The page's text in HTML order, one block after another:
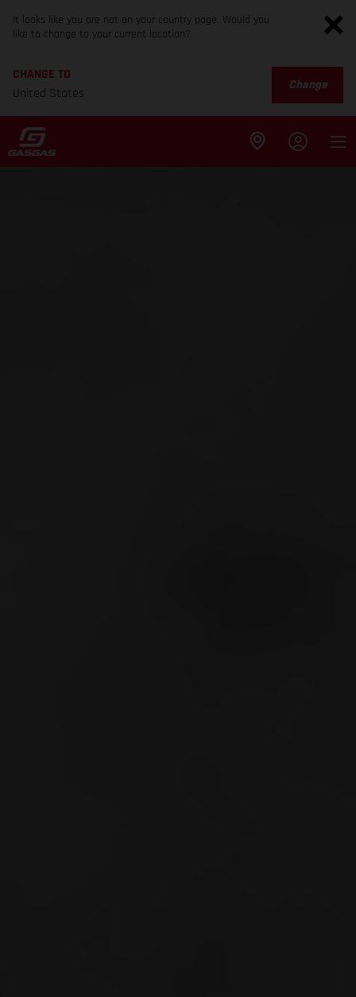
It looks like you are not on your country page. Would you
like to change to your current location?
CHANGE TO
United States
Change